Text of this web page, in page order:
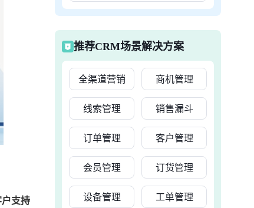
支持
推荐CRM场景解决方案
全渠道营销 商机管理
线索管理 销售漏斗
订单管理 客户管理
会员管理 订货管理
设备管理 工单管理